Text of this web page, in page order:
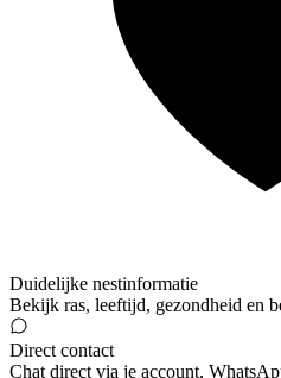
Duidelijke nestinformatie
Bekijk ras, leeftijd, gezondheid en
Direct contact
Chat direct via je account,